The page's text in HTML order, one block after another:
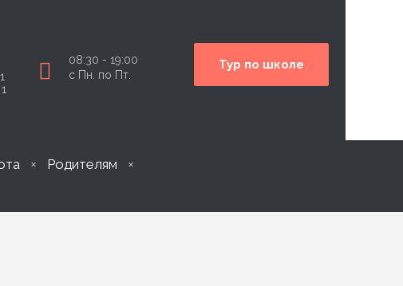
08:30 - 19:00
с Пн. по Пт.
Тур по школе
Родителям